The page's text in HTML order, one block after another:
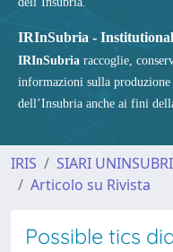
IRInSubria -
IRInSubria raccoglie,
informazioni sulla
dell’Insubria anche ai fini
IRIS SIARI
Articolo su Rivista
Possible tics